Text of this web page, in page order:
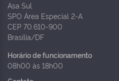
Asa Sul
SPO Área Especial 2-A
CEP 70.610-900
Brasília/DF
Horário de funcionamento
08h00 às 18h00